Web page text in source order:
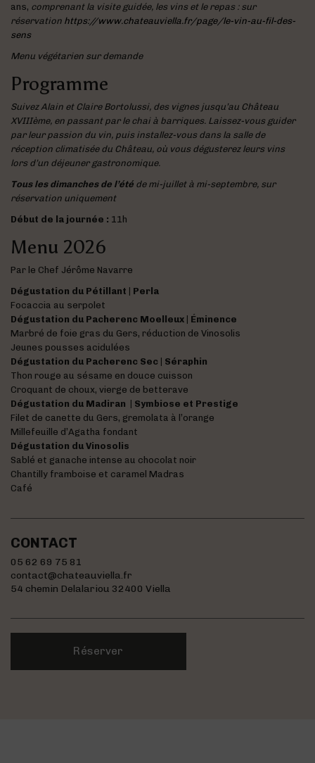
ans, comprenant la visite guidée, les vins et le repas : sur
réservation https://www.chateauviella.fr/page/le-vin-au-fil-des-
sens
Menu végétarien sur demande
Programme
Suivez Alain et Claire Bortolussi, des vignes jusqu’au Château
XVIIIème, en passant par le chai à barriques. Laissez-vous guider
par leur passion du vin, puis installez-vous dans la salle de
réception climatisée du Château, où vous dégusterez leurs vins
lors d’un déjeuner gastronomique.
Tous les dimanches de l’été de mi-juillet à mi-septembre, sur
réservation uniquement
Début de la journée : 11h
Menu 2026
Par le Chef Jérôme Navarre
Dégustation du Pétillant | Perla
Focaccia au serpolet
Dégustation du Pacherenc Moelleux | Éminence
Marbré de foie gras du Gers, réduction de Vinosolis
Jeunes pousses acidulées
Dégustation du Pacherenc Sec | Séraphin
Thon rouge au sésame en douce cuisson
Croquant de choux, vierge de betterave
Dégustation du Madiran | Symbiose et Prestige
Filet de canette du Gers, gremolata à l’orange
Millefeuille d’Agatha fondant
Dégustation du Vinosolis
Sablé et ganache intense au chocolat noir
Chantilly framboise et caramel Madras
Café
CONTACT
05 62 69 75 81
contact@chateauviella.fr
54 chemin Delalariou 32400 Viella
Réserver